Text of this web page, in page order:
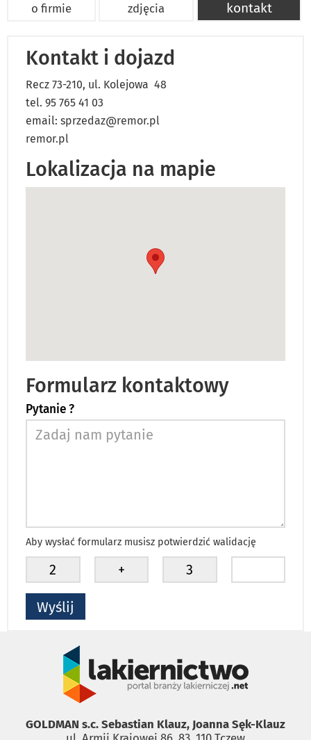
o firmie zdjęcia kontakt
Kontakt i dojazd
Recz 73-210, ul. Kolejowa 48
tel. 95 765 41 03
email: sprzedaz@remor.pl
remor.pl
Lokalizacja na mapie
Formularz kontaktowy
Pytanie ?
Aby wysłać formularz musisz potwierdzić walidację
GOLDMAN s.c. Sebastian Klauz, Joanna Sęk-Klauz